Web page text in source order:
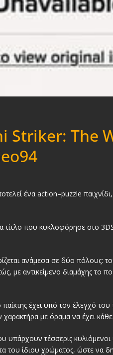
Striker: The
ένα action–puzzle
τίτλο που κυκλοφόρησε στο
ανάμεσα σε δύο πόλους:
με αντικείμενο διαμάχης το
έχει υπό τον έλεγχό
με όραμα να έχει
τέσσερις κυλιόμενοι
του ίδιου χρώματος, ώστε να